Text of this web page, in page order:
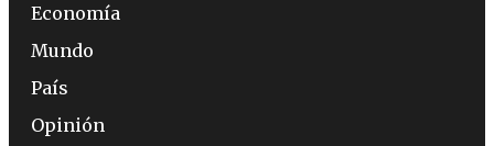
Economía
Mundo
País
Opinión